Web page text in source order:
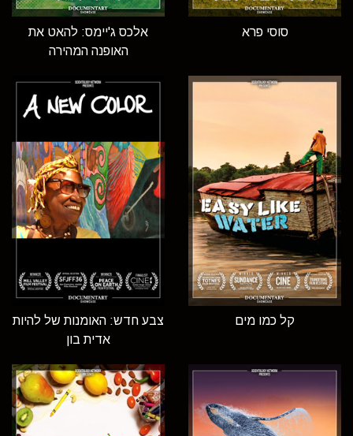
סוסי פרא
אלכס ג'יימס: להאט את
האופנה המהירה
קל כמו מים
צבע חדש: האומנות של להיות
אדית בון